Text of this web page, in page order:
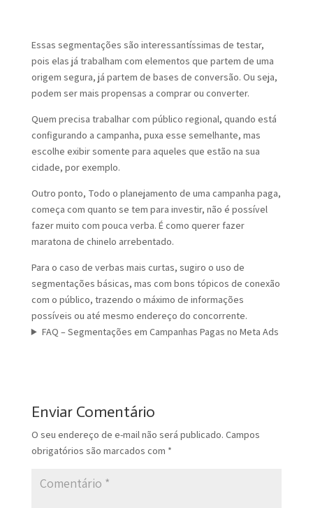
Essas segmentações são interessantíssimas de testar,
pois elas já trabalham com elementos que partem de uma
origem segura, já partem de bases de conversão. Ou seja,
podem ser mais propensas a comprar ou converter.
Quem precisa trabalhar com público regional, quando está
configurando a campanha, puxa esse semelhante, mas
escolhe exibir somente para aqueles que estão na sua
cidade, por exemplo.
Outro ponto, Todo o planejamento de uma campanha paga,
começa com quanto se tem para investir, não é possível
fazer muito com pouca verba. É como querer fazer
maratona de chinelo arrebentado.
Para o caso de verbas mais curtas, sugiro o uso de
segmentações básicas, mas com bons tópicos de conexão
com o público, trazendo o máximo de informações
possíveis ou até mesmo endereço do concorrente.
FAQ – Segmentações em Campanhas Pagas no Meta Ads
Enviar Comentário
O seu endereço de e-mail não será publicado. Campos
obrigatórios são marcados com *